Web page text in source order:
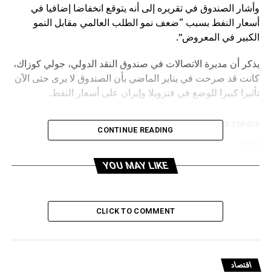
وأشار الصندوق في تقريره إلى أنه يتوقع انخفاضا إضافيا في
أسعار النفط بسبب “ضعف نمو الطلب العالمي مقابل النمو
الكبير في المعروض”.
يذكر أن مديرة الاتصالات في صندوق النقد الدولي، جولي كوزاك،
كانت قد صرحت في يناير الماضي بأن الصندوق لا يرى حتى الآن
تأثيرا كبيرا للوضع في فنزويلا وإيران على أسعار النفط.
RELATED TOPICS:
الأوروبية تتلون بالأحمر بعد تهديدات ترامب
CONTINUE READING
YOU MAY LIKE
CLICK TO COMMENT
اقتصاد